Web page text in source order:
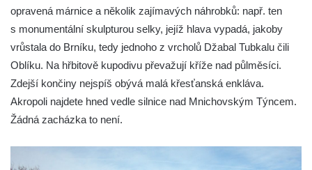
opravená márnice a několik zajímavých náhrobků: např. ten
s monumentální skulpturou selky, jejíž hlava vypadá, jakoby
vrůstala do Brníku, tedy jednoho z vrcholů Džabal Tubkalu čili
Oblíku. Na hřbitově kupodivu převažují kříže nad půlměsíci.
Zdejší končiny nejspíš obývá malá křesťanská enkláva.
Akropoli najdete hned vedle silnice nad Mnichovským Týncem.
Žádná zacházka to není.